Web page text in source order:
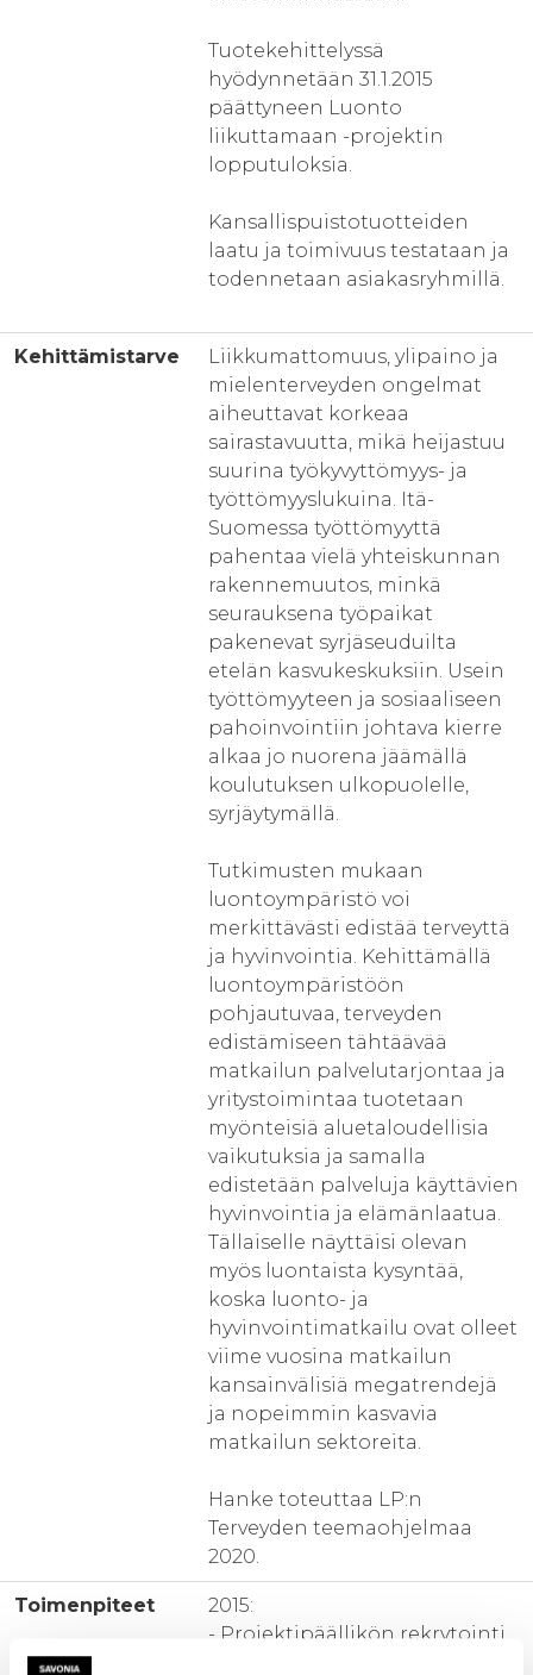
Tuotekehittelyssä
hyödynnetään 31.1.2015
päättyneen Luonto
liikuttamaan -projektin
lopputuloksia.
Kansallispuistotuotteiden
laatu ja toimivuus testataan ja
todennetaan asiakasryhmillä.
Kehittämistarve
Liikkumattomuus, ylipaino ja
mielenterveyden ongelmat
aiheuttavat korkeaa
sairastavuutta, mikä heijastuu
suurina työkyvyttömyys- ja
työttömyyslukuina. Itä-
Suomessa työttömyyttä
pahentaa vielä yhteiskunnan
rakennemuutos, minkä
seurauksena työpaikat
pakenevat syrjäseuduilta
etelän kasvukeskuksiin. Usein
työttömyyteen ja sosiaaliseen
pahoinvointiin johtava kierre
alkaa jo nuorena jäämällä
koulutuksen ulkopuolelle,
syrjäytymällä.
Tutkimusten mukaan
luontoympäristö voi
merkittävästi edistää terveyttä
ja hyvinvointia. Kehittämällä
luontoympäristöön
pohjautuvaa, terveyden
edistämiseen tähtäävää
matkailun palvelutarjontaa ja
yritystoimintaa tuotetaan
myönteisiä aluetaloudellisia
vaikutuksia ja samalla
edistetään palveluja käyttävien
hyvinvointia ja elämänlaatua.
Tällaiselle näyttäisi olevan
myös luontaista kysyntää,
koska luonto- ja
hyvinvointimatkailu ovat olleet
viime vuosina matkailun
kansainvälisiä megatrendejä
ja nopeimmin kasvavia
matkailun sektoreita.
Hanke toteuttaa LP:n
Terveyden teemaohjelmaa
2020.
Toimenpiteet
2015:
- Projektipäällikön rekrytointi